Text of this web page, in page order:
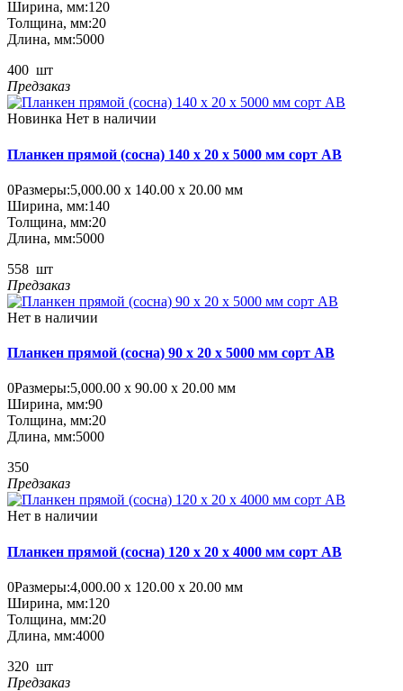
Ширина, мм:120
Толщина, мм:20
Длина, мм:5000
400 шт
Предзаказ
Новинка Нет в наличии
Планкен прямой (сосна) 140 x 20 x 5000 мм сорт AB
0Размеры:5,000.00 х 140.00 х 20.00 мм
Ширина, мм:140
Толщина, мм:20
Длина, мм:5000
558 шт
Предзаказ
Нет в наличии
Планкен прямой (сосна) 90 x 20 x 5000 мм сорт AB
0Размеры:5,000.00 х 90.00 х 20.00 мм
Ширина, мм:90
Толщина, мм:20
Длина, мм:5000
350
Предзаказ
Нет в наличии
Планкен прямой (сосна) 120 x 20 x 4000 мм сорт AB
0Размеры:4,000.00 х 120.00 х 20.00 мм
Ширина, мм:120
Толщина, мм:20
Длина, мм:4000
320 шт
Предзаказ